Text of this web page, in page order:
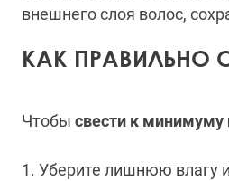
внешнего слоя волос,
КАК ПРАВИЛЬНО
Чтобы свести к
1. Уберите лишнюю влагу